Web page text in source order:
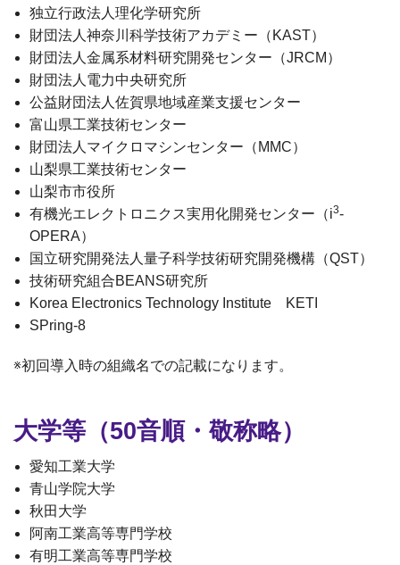
独立行政法人理化学研究所
財団法人神奈川科学技術アカデミー （KAST）
財団法人金属系材料研究開発センター（JRCM）
財団法人電力中央研究所
公益財団法人佐賀県地域産業支援センター
富山県工業技術センター
財団法人マイクロマシンセンター（MMC）
山梨県工業技術センター
山梨市市役所
有機光エレクトロニクス実用化開発センター（i3-
OPERA）
国立研究開発法人量子科学技術研究開発機構（QST）
技術研究組合BEANS研究所
Korea Electronics Technology Institute KETI
SPring-8
※初回導入時の組織名での記載になります。
大学等（50音順・敬称略）
愛知工業大学
青山学院大学
秋田大学
阿南工業高等専門学校
有明工業高等専門学校